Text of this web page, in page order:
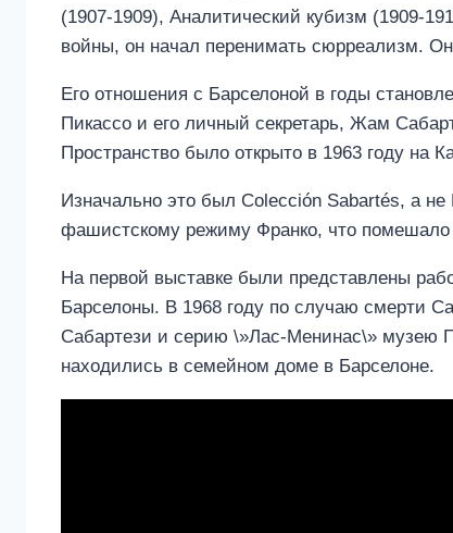
(1907-1909), Аналитический кубизм (1909-
войны, он начал перенимать сюрреализм.
Его отношения с Барселоной в годы
Пикассо и его личный секретарь, Жам
Пространство было открыто в 1963 году на
Изначально это был Colección Sabartés, а
фашистскому режиму Франко, что
На первой выставке были представлены
Барселоны. В 1968 году по случаю смерти
Сабартези и серию \»Лас-Менинас\» музею
находились в семейном доме в Барселоне.